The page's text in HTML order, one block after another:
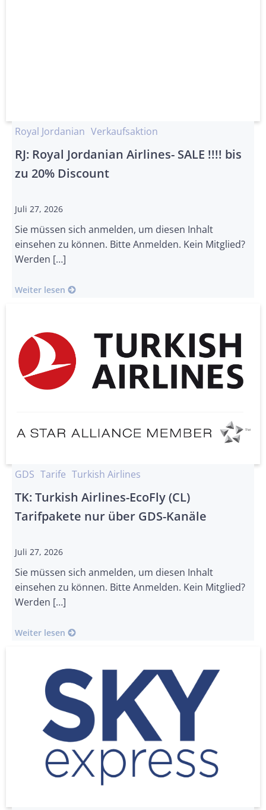
Royal Jordanian Verkaufsaktion
RJ: Royal Jordanian Airlines- SALE !!!! bis
zu 20% Discount
Juli 27, 2026
Sie müssen sich anmelden, um diesen Inhalt
einsehen zu können. Bitte Anmelden. Kein Mitglied?
Werden […]
Weiter lesen
GDS Tarife Turkish Airlines
TK: Turkish Airlines-EcoFly (CL)
Tarifpakete nur über GDS-Kanäle
Juli 27, 2026
Sie müssen sich anmelden, um diesen Inhalt
einsehen zu können. Bitte Anmelden. Kein Mitglied?
Werden […]
Weiter lesen